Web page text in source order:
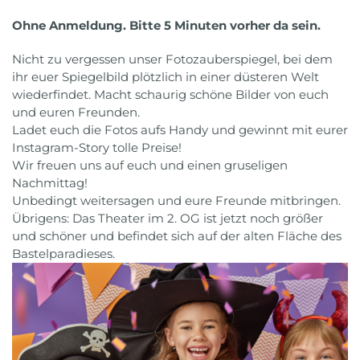
Ohne Anmeldung. Bitte 5 Minuten vorher da sein.
Nicht zu vergessen unser Fotozauberspiegel, bei dem
ihr euer Spiegelbild plötzlich in einer düsteren Welt
wiederfindet. Macht schaurig schöne Bilder von euch
und euren Freunden.
Ladet euch die Fotos aufs Handy und gewinnt mit eurer
Instagram-Story tolle Preise!
Wir freuen uns auf euch und einen gruseligen
Nachmittag!
Unbedingt weitersagen und eure Freunde mitbringen.
Übrigens: Das Theater im 2. OG ist jetzt noch größer
und schöner und befindet sich auf der alten Fläche des
Bastelparadieses.